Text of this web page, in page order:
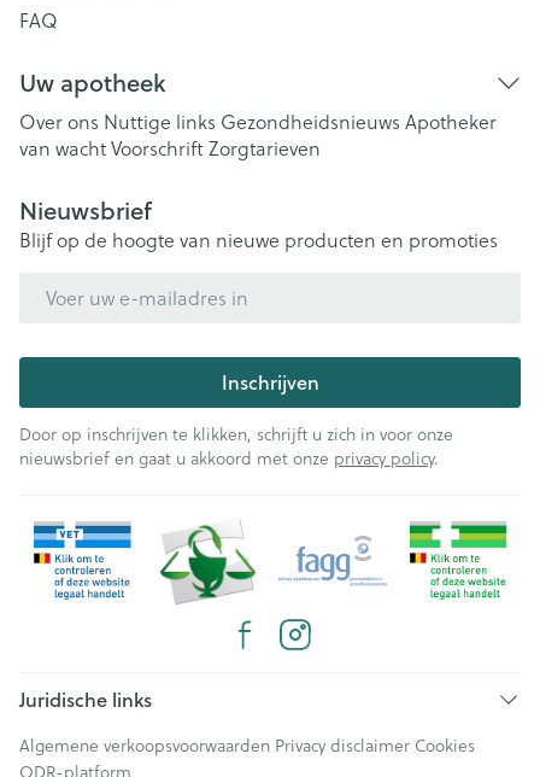
FAQ
Uw apotheek
Over ons Nuttige links Gezondheidsnieuws Apotheker
van wachtVoorschriftZorgtarieven
Nieuwsbrief
Blijf op de hoogte van nieuwe producten en promoties
Inschrijven
Door op inschrijven te klikken, schrijft u zich in voor onze
nieuwsbrief en gaat u akkoord met onze privacy policy.
Juridische links
Algemene verkoopsvoorwaarden Privacy disclaimer Cookies
ODR-platform